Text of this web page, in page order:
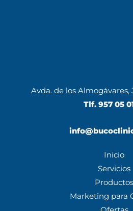
Avda. de los Almogávares,
Tlf. 957 05
Inicio
Servicios
Productos
Marketing para